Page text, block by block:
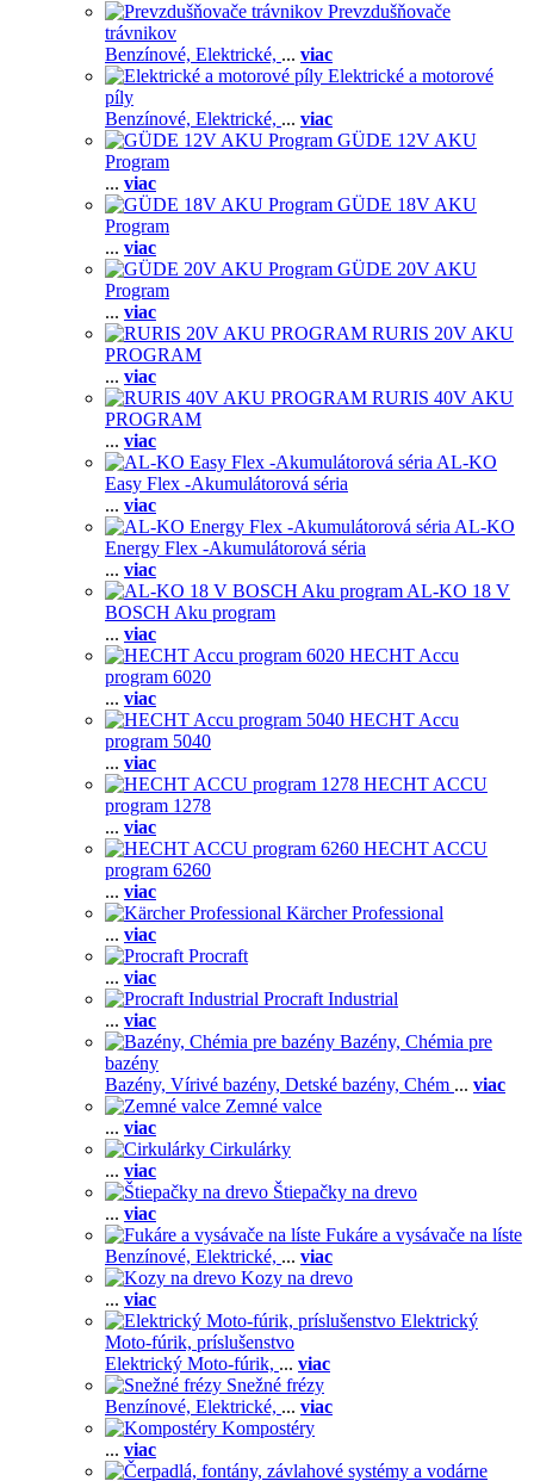
Prevzdušňovače
trávnikov
Benzínové, Elektrické, ... viac
Elektrické a motorové
píly
Benzínové, Elektrické, ... viac
GÜDE 12V AKU
Program
... viac
GÜDE 18V AKU
Program
... viac
GÜDE 20V AKU
Program
... viac
RURIS 20V AKU
PROGRAM
... viac
RURIS 40V AKU
PROGRAM
... viac
AL-KO
Easy Flex -Akumulátorová séria
... viac
AL-KO
Energy Flex -Akumulátorová séria
... viac
AL-KO 18 V
BOSCH Aku program
... viac
HECHT Accu
program 6020
... viac
HECHT Accu
program 5040
... viac
HECHT ACCU
program 1278
... viac
HECHT ACCU
program 6260
... viac
Kärcher Professional
... viac
Procraft
... viac
Procraft Industrial
... viac
Bazény, Chémia pre
bazény
Bazény, Vírivé bazény, Detské bazény, Chém ... viac
Zemné valce
... viac
Cirkulárky
... viac
Štiepačky na drevo
... viac
Fukáre a vysávače na líste
Benzínové, Elektrické, ... viac
Kozy na drevo
... viac
Elektrický
Moto-fúrik, príslušenstvo
Elektrický Moto-fúrik, ... viac
Snežné frézy
Benzínové, Elektrické, ... viac
Kompostéry
... viac